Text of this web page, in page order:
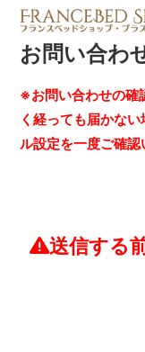
お問い合わ
※お問い合わせの確
く経っても届かな
ル設定を一度ご確認
送信する